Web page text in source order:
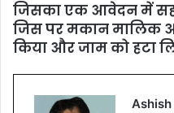
जिसका एक आवेदन में
जिस पर मकान मालिक
किया और जाम को हटा